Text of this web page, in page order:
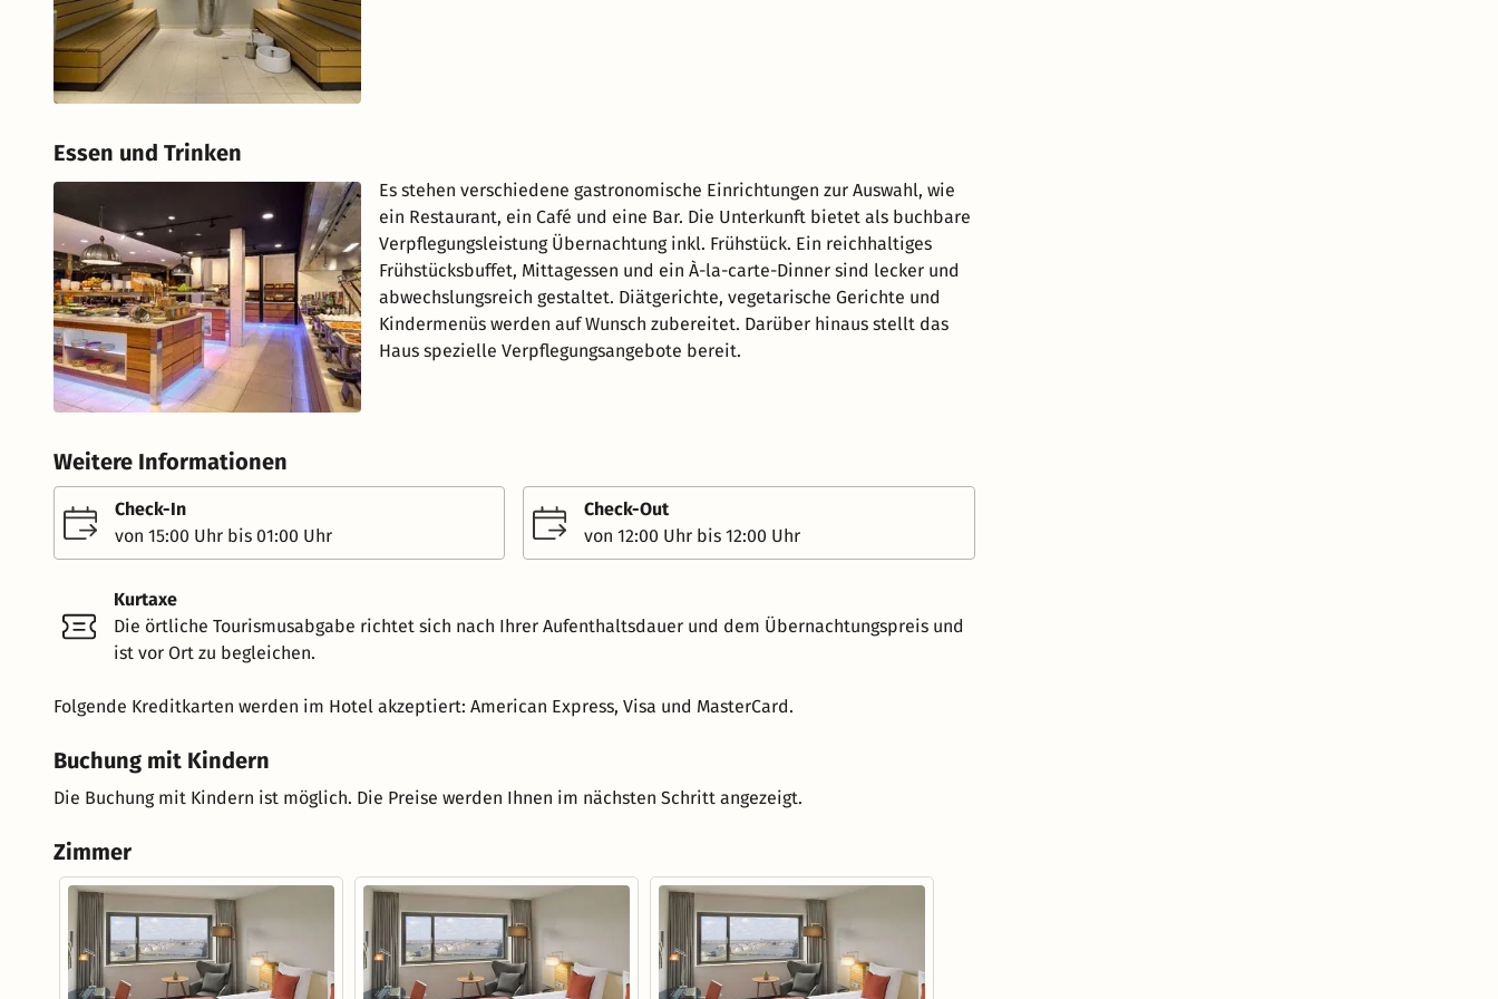
Essen und Trinken
Es stehen verschiedene gastronomische Einrichtungen zur Auswahl, wie
ein Restaurant, ein Café und eine Bar. Die Unterkunft bietet als buchbare
Verpflegungsleistung Übernachtung inkl. Frühstück. Ein reichhaltiges
Frühstücksbuffet, Mittagessen und ein À-la-carte-Dinner sind lecker und
abwechslungsreich gestaltet. Diätgerichte, vegetarische Gerichte und
Kindermenüs werden auf Wunsch zubereitet. Darüber hinaus stellt das
Haus spezielle Verpflegungsangebote bereit.
Weitere Informationen
Check-In
von 15:00 Uhr bis 01:00 Uhr
Check-Out
von 12:00 Uhr bis 12:00 Uhr
Kurtaxe
Die örtliche Tourismusabgabe richtet sich nach Ihrer Aufenthaltsdauer und dem Übernachtungspreis und
ist vor Ort zu begleichen.
Folgende Kreditkarten werden im Hotel akzeptiert: American Express, Visa und MasterCard.
Buchung mit Kindern
Die Buchung mit Kindern ist möglich. Die Preise werden Ihnen im nächsten Schritt angezeigt.
Zimmer